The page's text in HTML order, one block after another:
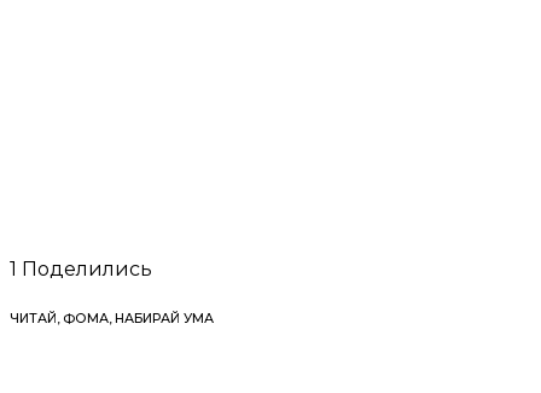
1 Поделились
ЧИТАЙ, ФОМА, НАБИРАЙ УМА